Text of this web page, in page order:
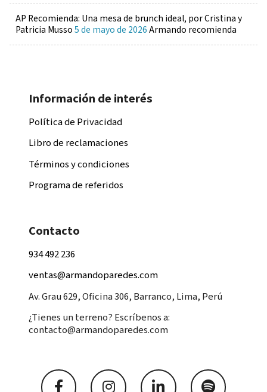
AP Recomienda: Una mesa de brunch ideal, por Cristina y
Patricia Musso5 de mayo de 2026Armando recomienda
Información de interés
Política de Privacidad
Libro de reclamaciones
Términos y condiciones
Programa de referidos
Contacto
934 492 236
ventas@armandoparedes.com
Av. Grau 629, Oficina 306, Barranco, Lima, Perú
¿Tienes un terreno? Escríbenos a:
contacto@armandoparedes.com